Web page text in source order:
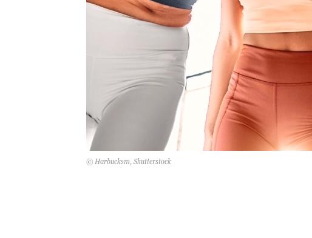
© Harbucksm, Shutterstock